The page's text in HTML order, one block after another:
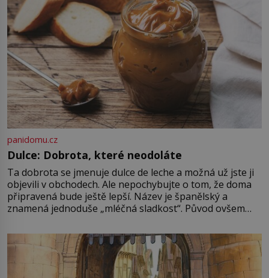
panidomu.cz
Dulce: Dobrota, které neodoláte
Ta dobrota se jmenuje dulce de leche a možná už jste ji
objevili v obchodech. Ale nepochybujte o tom, že doma
připravená bude ještě lepší. Název je španělský a
znamená jednoduše „mléčná sladkost“. Původ ovšem
pře hned několik latinskoamerických zemí a k tomu
Francie, kde se traduje,